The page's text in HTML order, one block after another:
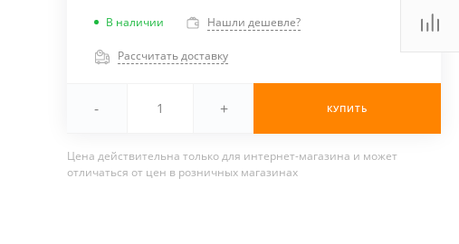
В наличии Нашли дешевле?
Рассчитать доставку
- + КУПИТЬ
Цена действительна только для интернет-магазина и может
отличаться от цен в розничных магазинах